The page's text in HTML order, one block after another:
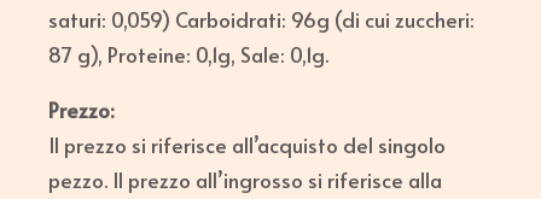
saturi: 0,059) Carboidrati: 96g (di cui zuccheri:
87 g), Proteine: 0,1g, Sale: 0,1g.
Prezzo:
Il prezzo si riferisce all’acquisto del singolo
pezzo. Il prezzo all’ingrosso si riferisce alla